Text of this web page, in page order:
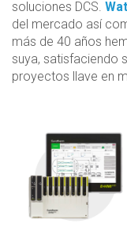
soluciones DCS.
del mercado así
más de 40 años
suya, satisfaciendo
proyectos llave en